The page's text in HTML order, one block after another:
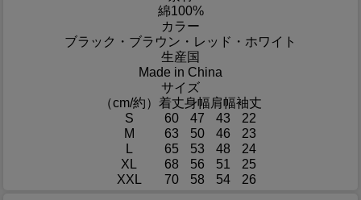
綿100%
カラー
ブラック・ブラウン・レッド・ホワイト
生産国
Made in China
サイズ
（cm/約） 着丈身幅肩幅袖丈
S
60 47 43
22
M
63 50 46
23
L
65 53 48
24
XL
68 56 51
25
XXL
70 58 54 26